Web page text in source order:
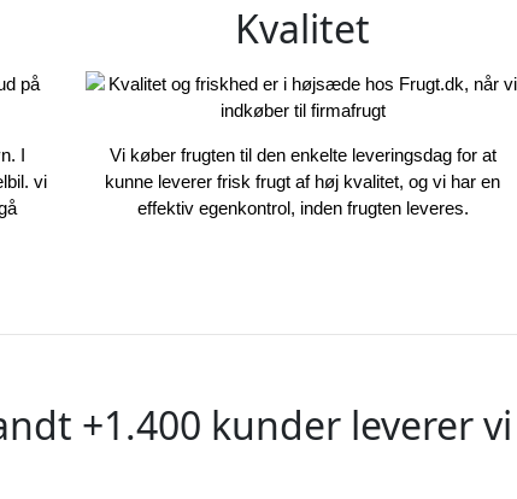
I
vi
Kvalitet
Vi køber frugten til den enkelte leveringsdag for at
kunne leverer frisk frugt af høj kvalitet, og vi har en
effektiv egenkontrol, inden frugten leveres.
+1.400 kunder leverer